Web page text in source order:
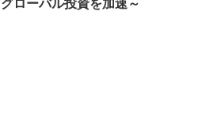
ローバル投資を加速～